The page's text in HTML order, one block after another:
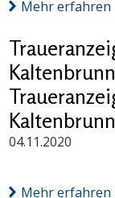
Mehr erfahren
04.11.2020
Mehr erfahren